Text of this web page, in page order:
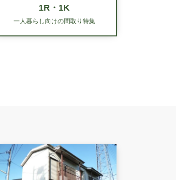
1R・1K
一人暮らし向けの間取り特集